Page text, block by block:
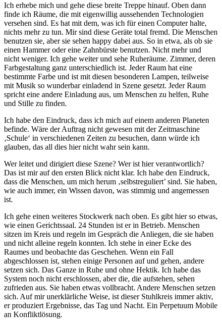
Ich erhebe mich und gehe diese breite Treppe hinauf. Oben dann
finde ich Räume, die mit eigenwillig aussehenden Technologien
versehen sind. Es hat mit dem, was ich für einen Computer halte,
nichts mehr zu tun. Mir sind diese Geräte total fremd. Die Menschen
benutzen sie, aber sie sehen happy dabei aus. So in etwa, als ob sie
einen Hammer oder eine Zahnbürste benutzen. Nicht mehr und
nicht weniger. Ich gehe weiter und sehe Ruheräume. Zimmer, deren
Farbgestaltung ganz unterschiedlich ist. Jeder Raum hat eine
bestimmte Farbe und ist mit diesen besonderen Lampen, teilweise
mit Musik so wunderbar einladend in Szene gesetzt. Jeder Raum
spricht eine andere Einladung aus, um Menschen zu helfen, Ruhe
und Stille zu finden.
Ich habe den Eindruck, dass ich mich auf einem anderen Planeten
befinde. Wäre der Auftrag nicht gewesen mit der Zeitmaschine
‚Schule‘ in verschiedenen Zeiten zu besuchen, dann würde ich
glauben, das all dies hier nicht wahr sein kann.
Wer leitet und dirigiert diese Szene? Wer ist hier verantwortlich?
Das ist mir auf den ersten Blick nicht klar. Ich habe den Eindruck,
dass die Menschen, um mich herum ‚selbstreguliert’ sind. Sie haben,
wie auch immer, ein Wissen davon, was stimmig und angemessen
ist.
Ich gehe einen weiteres Stockwerk nach oben. Es gibt hier so etwas,
wie einen Gerichtssaal. 24 Stunden ist er in Betrieb. Menschen
sitzen im Kreis und regeln im Gespräch die Anliegen, die sie haben
und nicht alleine regeln konnten. Ich stehe in einer Ecke des
Raumes und beobachte das Geschehen. Wenn ein Fall
abgeschlossen ist, stehen einige Personen auf und gehen, andere
setzen sich. Das Ganze in Ruhe und ohne Hektik. Ich habe das
System noch nicht erschlossen, aber die, die aufstehen, sehen
zufrieden aus. Sie haben etwas vollbracht. Andere Menschen setzen
sich. Auf mir unerklärliche Weise, ist dieser Stuhlkreis immer aktiv,
er produziert Ergebnisse, das Tag und Nacht. Ein Perpetuum Mobile
an Konfliktlösung.